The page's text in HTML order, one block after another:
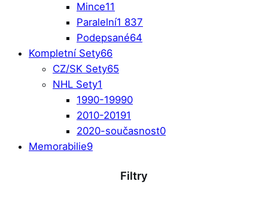
Mince11
Paralelní1 837
Podepsané64
Kompletní Sety66
CZ/SK Sety65
NHL Sety1
1990-19990
2010-20191
2020-současnost0
Memorabilie9
Filtry